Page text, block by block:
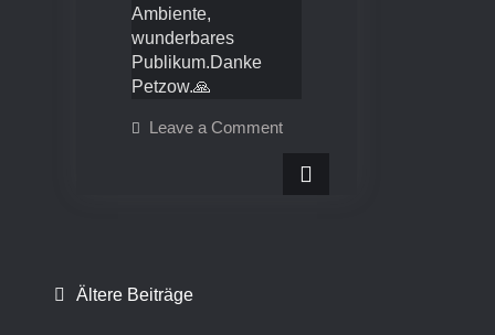
Ambiente,
wunderbares
Publikum.Danke
Petzow.🙏
Leave a Commenton
Kirche
Beitragsnavigation
Ältere Beiträge